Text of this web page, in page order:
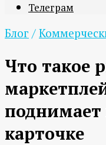
Телеграм
Блог /
Что такое
карточке